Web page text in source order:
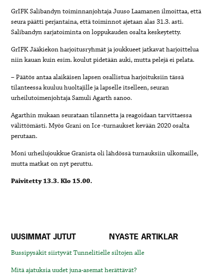
GrIFK Salibandyn toiminnanjohtaja Juuso Laamanen ilmoittaa, että
seura päätti perjantaina, ettätoiminnot ajetaan alas 31.3. asti.
Salibandyn sarjatoiminta on loppukauden osalta keskeytetty.
GrIFK Jääkiekon harjoitusryhmät ja joukkueet jatkavat harjoittelua
niin kauan kuin esim. koulut pidetään auki, mutta pelejä ei pelata.
– Päätös antaa alaikäisen lapsen osallistua harjoituksiin tässä
tilanteessa kuuluu huoltajille ja lapselle itselleen, seuran
urheilutoimenjohtajaSamuli Agarthsanoo.
Agarthin mukaan seurataan tilannetta ja reagoidaan tarvittaessa
välittömästi. Myös Grani on Ice -turnaukset kevään 2020 osalta
perutaan.
Moni urheilujoukkue Granista oli lähdössä turnauksiin ulkomaille,
mutta matkat on nyt peruttu.
Päivitetty 13.3. Klo 15.00.
UUSIMMAT JUTUT NYASTE ARTIKLAR
Bussipysäkit siirtyvät Tunnelitielle siltojen alle
Mitä ajatuksia uudet juna-asemat herättävät?